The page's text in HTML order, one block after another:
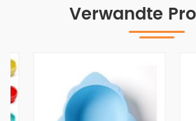
Verwandte